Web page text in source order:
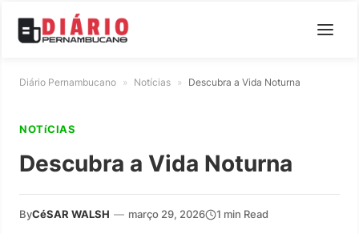
Diário Pernambucano » Notícias » Descubra a Vida Noturna
NOTíCIAS
Descubra a Vida Noturna
ByCéSAR WALSH — março 29, 2026 1 min Read